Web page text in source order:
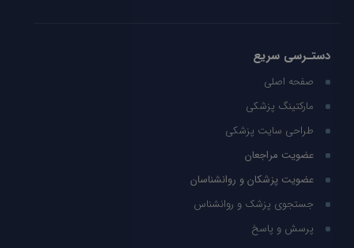
دستـرسی سریع
صفحه اصلی
مارکتینگ پزشکی
طراحی سایت پزشکی
عضویت مراجعان
عضویت پزشکان و روانشناسان
جستجوی پزشک و روانشناس
پرسش و پاسخ